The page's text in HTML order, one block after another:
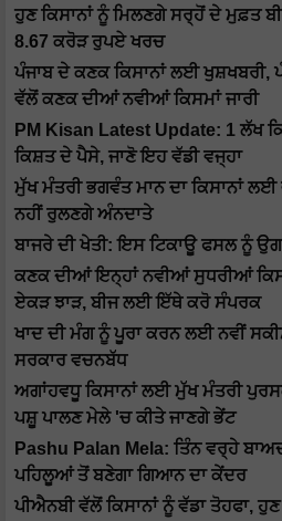
ਹੁਣ ਕਿਸਾਨਾਂ ਨੂੰ ਮਿਲਣਗੇ ਸਰ੍ਹੋਂ ਦੇ ਮੁਫ਼ਤ
8.67 ਕਰੋੜ ਰੁਪਏ ਖਰਚ
ਪੰਜਾਬ ਦੇ ਕਣਕ ਕਿਸਾਨਾਂ ਲਈ ਖੁਸ਼ਖਬਰੀ,
ਵੱਲੋਂ ਕਣਕ ਦੀਆਂ ਨਵੀਆਂ ਕਿਸਮਾਂ ਜਾਰੀ
PM Kisan Latest Update: 1 ਲੱਖ
ਕਿਸ਼ਤ ਦੇ ਪੈਸੇ, ਜਾਣੋ ਇਹ ਵੱਡੀ ਵਜ੍ਹਾ
ਮੁੱਖ ਮੰਤਰੀ ਭਗਵੰਤ ਮਾਨ ਦਾ ਕਿਸਾਨਾਂ
ਨਹੀਂ ਰੁਲਣਗੇ ਅੰਨਦਾਤੇ
ਬਾਜਰੇ ਦੀ ਖੇਤੀ: ਇਸ ਟਿਕਾਊ ਫਸਲ ਨੂੰ
ਕਣਕ ਦੀਆਂ ਇਨ੍ਹਾਂ ਨਵੀਆਂ ਸੁਧਰੀਆਂ
ਏਕੜ ਝਾੜ, ਬੀਜ ਲਈ ਇੱਥੇ ਕਰੋ ਸੰਪਰਕ
ਖਾਦ ਦੀ ਮੰਗ ਨੂੰ ਪੂਰਾ ਕਰਨ ਲਈ ਨਵੀਂ
ਸਰਕਾਰ ਵਚਨਬੱਧ
ਅਗਾਂਹਵਧੂ ਕਿਸਾਨਾਂ ਲਈ ਮੁੱਖ ਮੰਤਰੀ
ਪਸ਼ੂ ਪਾਲਣ ਮੇਲੇ 'ਚ ਕੀਤੇ ਜਾਣਗੇ ਭੇਂਟ
Pashu Palan Mela: ਤਿੰਨ ਵਰ੍ਹੇ
ਪਹਿਲੂਆਂ ਤੋਂ ਬਣੇਗਾ ਗਿਆਨ ਦਾ ਕੇਂਦਰ
ਪੀਐਨਬੀ ਵੱਲੋਂ ਕਿਸਾਨਾਂ ਨੂੰ ਵੱਡਾ ਤੋਹਫਾ,